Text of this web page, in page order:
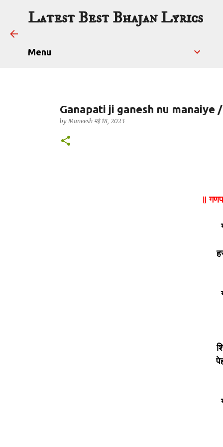
Latest Best Bhajan Lyrics
Menu
Ganapati ji ganesh nu manaiye /
byManeesh मई 18, 2023
॥